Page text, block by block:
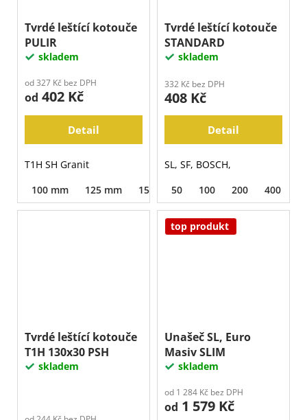
Tvrdé leštící kotouče
PULIR
skladem
od 327 Kč bez DPH
od 402 Kč
Detail
T1H SH Granit
100 mm
125 mm 150 mm
Tvrdé leštící kotouče
STANDARD
skladem
332 Kč bez DPH
408 Kč
Detail
SL, SF, BOSCH,
50
100 200 400
Tvrdé leštící kotouče
T1H 130x30 PSH
skladem
top produkt
Unašeč SL, Euro
Masiv SLIM
skladem
od 1 284 Kč bez DPH
od 1 579 Kč